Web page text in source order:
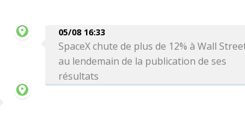
05/08 16:33
SpaceX chute de plus de 12% à Wall
au lendemain de la publication de ses
résultats